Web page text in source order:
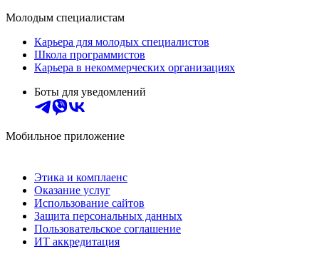
Молодым специалистам
Карьера для молодых специалистов
Школа программистов
Карьера в некоммерческих организациях
Боты для уведомлений
Мобильное приложение
Этика и комплаенс
Оказание услуг
Использование сайтов
Защита персональных данных
Пользовательское соглашение
ИТ аккредитация